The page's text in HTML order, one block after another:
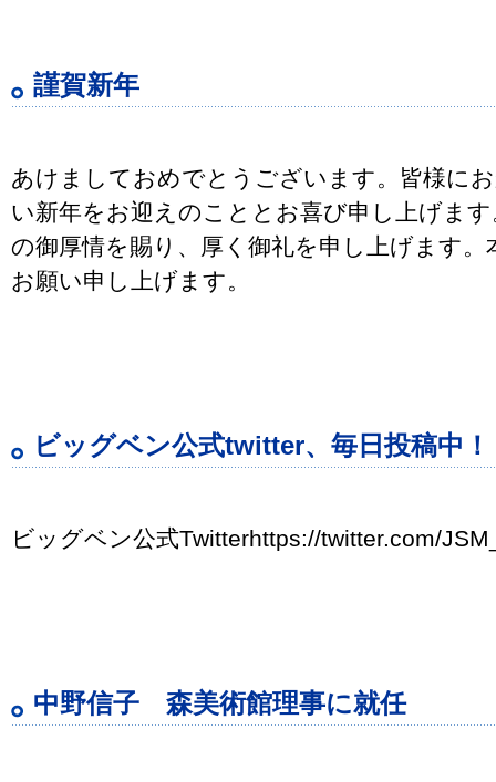
謹賀新年
あけましておめでとうございます。皆様に
い新年をお迎えのこととお喜び申し上げま
の御厚情を賜り、厚く御礼を申し上げます
お願い申し上げます。
ビッグベン公式twitter、毎日投稿中！
ビッグベン公式Twitterhttps://twitter.com/
中野信子 森美術館理事に就任